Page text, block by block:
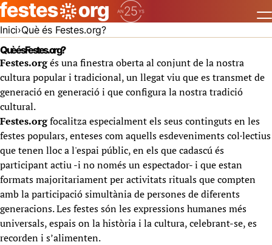
Inici Què és Festes.org?
Què és Festes.org?
Festes.orgés una finestra oberta al conjunt de la nostra
cultura popular i tradicional, un llegat viu que es transmet de
generació en generació i que configura la nostra tradició
cultural.
Festes.orgfocalitza especialment els seus continguts en les
festes populars, enteses com aquells esdeveniments col·lectius
que tenen lloc a l'espai públic, en els que cadascú és
participant actiu -i no només un espectador- i que estan
formats majoritariament per activitats rituals que compten
amb la participació simultània de persones de diferents
generacions. Les festes són les expressions humanes més
universals, espais on la història i la cultura, celebrant-se, es
recorden i s’alimenten.